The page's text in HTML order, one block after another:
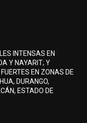
INTENSAS EN
Y NAYARIT; Y
EN ZONAS DE
DURANGO,
ESTADO DE